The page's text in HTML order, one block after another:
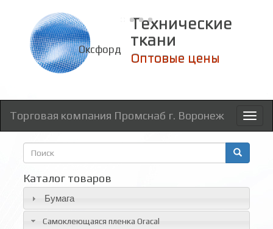
Технические
ткани
Оксфорд
Оптовые цены
Торговая компания Промснаб г. Воронеж
Форма
поиска
Каталог товаров
Бумага
Самоклеющаяся пленка Oracal